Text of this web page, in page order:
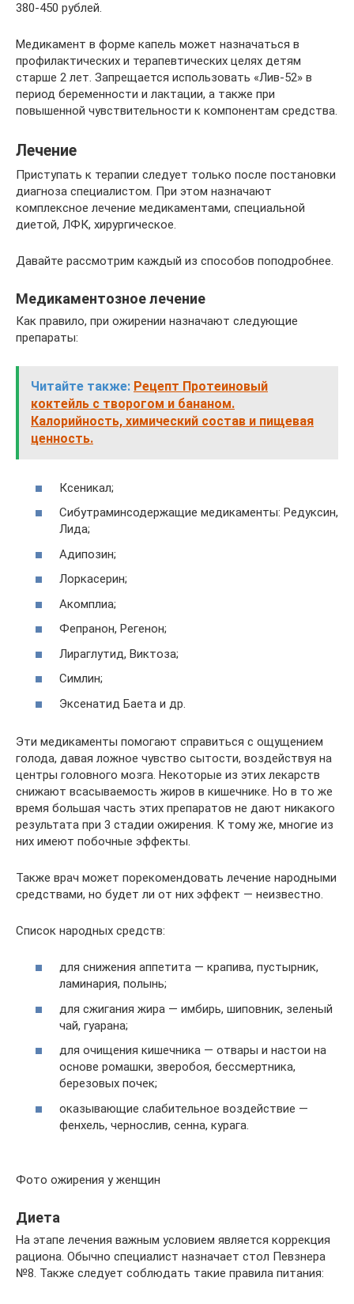
380-450 рублей.
Медикамент в форме капель может назначаться в
профилактических и терапевтических целях детям
старше 2 лет. Запрещается использовать «Лив-52» в
период беременности и лактации, а также при
повышенной чувствительности к компонентам средства.
Лечение
Приступать к терапии следует только после постановки
диагноза специалистом. При этом назначают
комплексное лечение медикаментами, специальной
диетой, ЛФК, хирургическое.
Давайте рассмотрим каждый из способов поподробнее.
Медикаментозное лечение
Как правило, при ожирении назначают следующие
препараты:
Читайте также: Рецепт Протеиновый
коктейль с творогом и бананом.
Калорийность, химический состав и пищевая
ценность.
Ксеникал;
Сибутраминсодержащие медикаменты: Редуксин,
Лида;
Адипозин;
Лоркасерин;
Акомплиа;
Фепранон, Регенон;
Лираглутид, Виктоза;
Симлин;
Эксенатид Баета и др.
Эти медикаменты помогают справиться с ощущением
голода, давая ложное чувство сытости, воздействуя на
центры головного мозга. Некоторые из этих лекарств
снижают всасываемость жиров в кишечнике. Но в то же
время большая часть этих препаратов не дают никакого
результата при 3 стадии ожирения. К тому же, многие из
них имеют побочные эффекты.
Также врач может порекомендовать лечение народными
средствами, но будет ли от них эффект — неизвестно.
Список народных средств:
для снижения аппетита — крапива, пустырник,
ламинария, полынь;
для сжигания жира — имбирь, шиповник, зеленый
чай, гуарана;
для очищения кишечника — отвары и настои на
основе ромашки, зверобоя, бессмертника,
березовых почек;
оказывающие слабительное воздействие —
фенхель, чернослив, сенна, курага.
Фото ожирения у женщин
Диета
На этапе лечения важным условием является коррекция
рациона. Обычно специалист назначает стол Певзнера
№8. Также следует соблюдать такие правила питания: